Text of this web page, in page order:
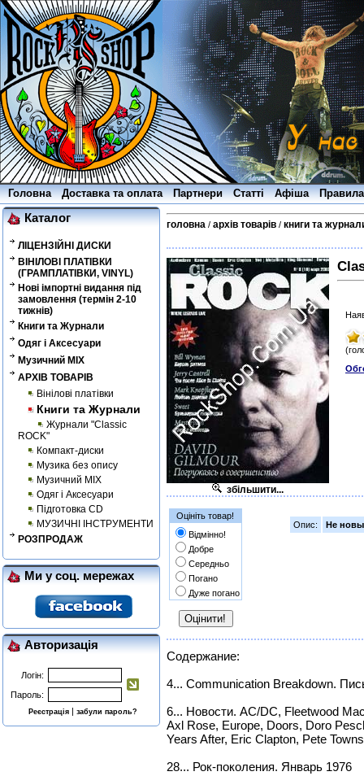
Головна Доставка та оплата Партнери Статті Афіша
Каталог
ЛІЦЕНЗІЙНІ ДИСКИ
ВІНІЛОВІ ПЛАТІВКИ
(ГРАМПЛАТІВКИ, VINYL)
Нові імпортні видання під
замовлення (термін 2-10
тижнів)
Книги та Журнали
Одяг і Аксесуари
Музичний MIX
АРХІВ ТОВАРІВ
Вінілові платівки
Книги та Журнали
Журнали "Classic
ROCK"
Компакт-диски
Музика без опису
Музичний MIX
Одяг і Аксесуари
Підготовка CD
МУЗИЧНІ ІНСТРУМЕНТИ
РОЗПРОДАЖ
Ми у соц. мережах
Авторизація
Логін:
Пароль:
Реєстрація |забули пароль?
головна / архів товарів / книги та
збільшити...
Оцініть товар!
Відмінно!
Добре
Середньо
Погано
Дуже погано
Опис: Не
Содержание:
4... Communication Breakdown.
6... Новости. AC/DC, Fleetwood
Axl Rose, Europe, Doors, Doro
Years After, Eric Clapton, Pete
28... Рок-поколения. Январь 1976